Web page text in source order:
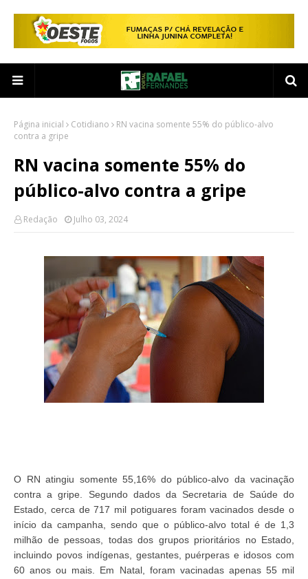
Página inicial Cotidiano
RN vacina somente 55% do público-alvo
contra a gripe
RN vacina somente 55% do
público-alvo contra a gripe
Redação Julho 03, 2024
O RN atingiu somente 55,16% do público-alvo da vacinação
contra a gripe. Segundo dados da Secretaria de Saúde do
Estado, cerca de 717 mil potiguares foram vacinados desde o
início da campanha, sendo que o público-alvo total é de 1,3
milhão de pessoas, todas dos grupos prioritários no Estado,
incluindo povos indígenas, gestantes, puérperas e idosos com
60 anos ou mais. Em Natal, foram vacinadas apenas 55 mil